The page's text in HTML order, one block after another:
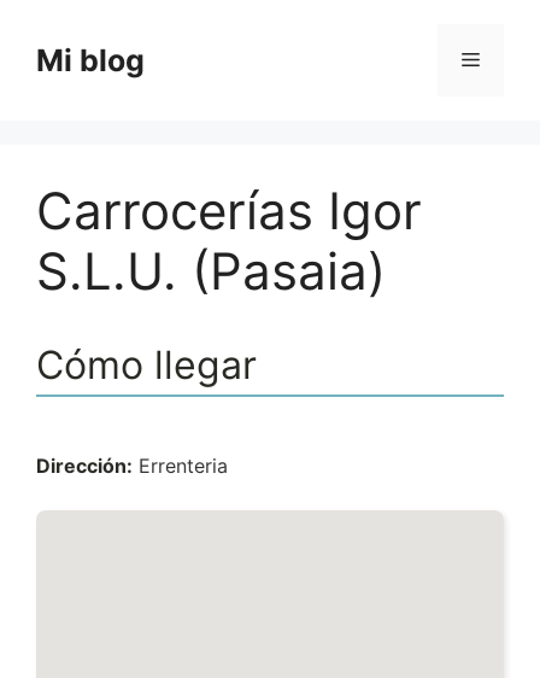
contenido
Mi blog Menú
Carrocerías Igor
S.L.U. (Pasaia)
Cómo llegar
Dirección: Errenteria